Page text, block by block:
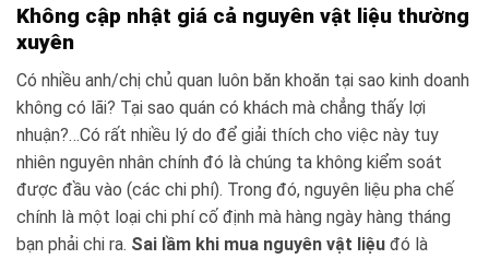
Không cập nhật giá cả nguyên vật liệu thường
xuyên
Có nhiều anh/chị chủ quan luôn băn khoăn tại sao kinh doanh
không có lãi? Tại sao quán có khách mà chẳng thấy lợi
nhuận?…Có rất nhiều lý do để giải thích cho việc này tuy
nhiên nguyên nhân chính đó là chúng ta không kiểm soát
được đầu vào (các chi phí). Trong đó, nguyên liệu pha chế
chính là một loại chi phí cố định mà hàng ngày hàng tháng
bạn phải chi ra. Sai lầm khi mua nguyên vật liệu đó là